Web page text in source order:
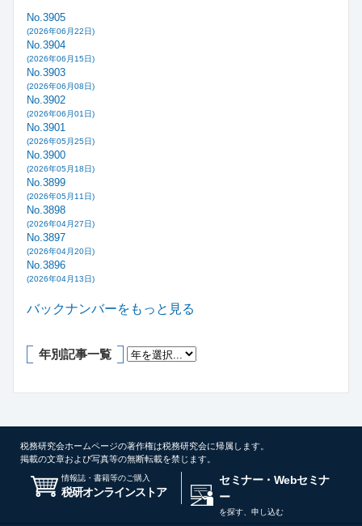
No.3905
(2026年06月22日)
No.3904
(2026年06月15日)
No.3903
(2026年06月08日)
No.3902
(2026年06月01日)
No.3901
(2026年05月25日)
No.3900
(2026年05月18日)
No.3899
(2026年05月11日)
No.3898
(2026年04月27日)
No.3897
(2026年04月20日)
No.3896
(2026年04月13日)
バックナンバーをもっと見る
年別記事一覧
税務研究会ホームページの著作権は税務研究会に帰属します。
掲載の文章および写真等の無断転載を禁じます。
情報誌・書籍等のご購入
税研オンラインストア
セミナー・Webセミナ
ー
を探す、申し込む